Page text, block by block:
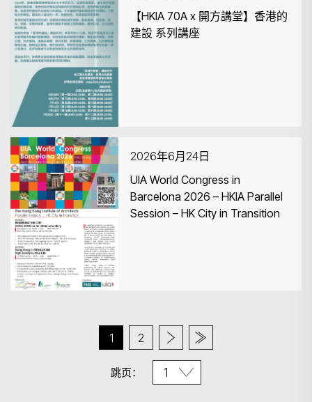
【HKIA 70A x 開方講堂】香港的
建設 系列講座
2026年6月24日
UIA World Congress in
Barcelona 2026 – HKIA Parallel
Session – HK City in Transition
1 2
跳页：